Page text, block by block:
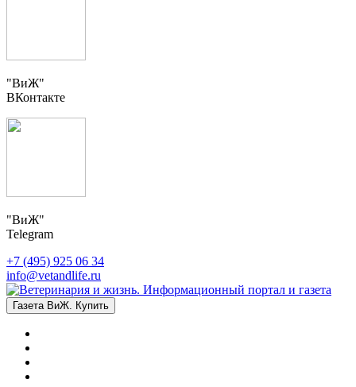
"ВиЖ"
ВКонтакте
"ВиЖ"
Telegram
+7 (495) 925 06 34
info@vetandlife.ru
Газета ВиЖ. Купить